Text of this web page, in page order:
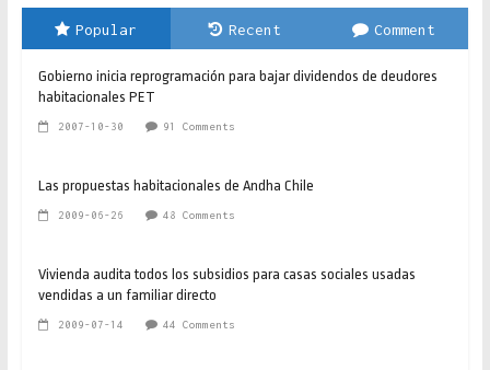
Popular Recent Comment
Gobierno inicia reprogramación para bajar dividendos de deudores
habitacionales PET
2007-10-30 91 Comments
Las propuestas habitacionales de Andha Chile
2009-06-26 48 Comments
Vivienda audita todos los subsidios para casas sociales usadas
vendidas a un familiar directo
2009-07-14 44 Comments